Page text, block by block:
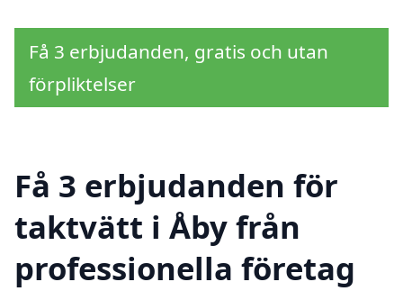
Få 3 erbjudanden, gratis och utan
förpliktelser
Få 3 erbjudanden för
taktvätt i Åby från
professionella företag